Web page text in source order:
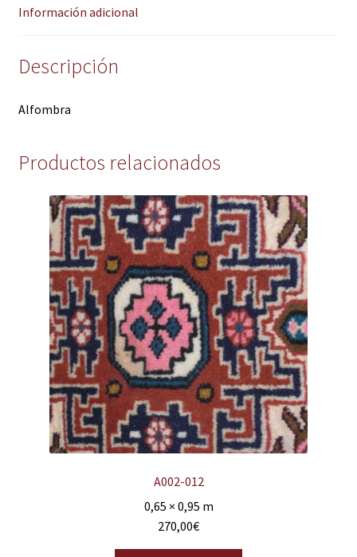
Información adicional
Descripción
Alfombra
Productos relacionados
A002-012
0,65 × 0,95 m
270,00€